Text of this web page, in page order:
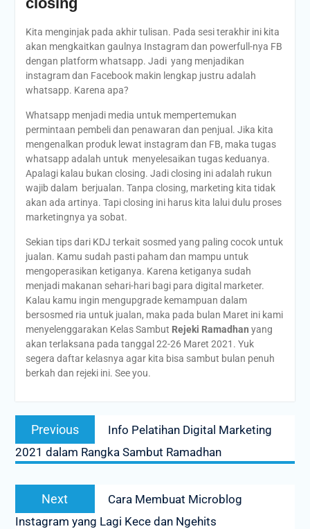
Kita menginjak pada akhir tulisan. Pada sesi terakhir ini kita
akan mengkaitkan gaulnya Instagram dan powerfull-nya FB
dengan platform whatsapp. Jadi yang menjadikan
instagram dan Facebook makin lengkap justru adalah
whatsapp. Karena apa?
Whatsapp menjadi media untuk mempertemukan
permintaan pembeli dan penawaran dan penjual. Jika kita
mengenalkan produk lewat instagram dan FB, maka tugas
whatsapp adalah untuk menyelesaikan tugas keduanya.
Apalagi kalau bukan closing. Jadi closing ini adalah rukun
wajib dalam berjualan. Tanpa closing, marketing kita tidak
akan ada artinya. Tapi closing ini harus kita lalui dulu proses
marketingnya ya sobat.
Sekian tips dari KDJ terkait sosmed yang paling cocok untuk
jualan. Kamu sudah pasti paham dan mampu untuk
mengoperasikan ketiganya. Karena ketiganya sudah
menjadi makanan sehari-hari bagi para digital marketer.
Kalau kamu ingin mengupgrade kemampuan dalam
bersosmed ria untuk jualan, maka pada bulan Maret ini kami
menyelenggarakan Kelas Sambut Rejeki Ramadhan yang
akan terlaksana pada tanggal 22-26 Maret 2021. Yuk
segera daftar kelasnya agar kita bisa sambut bulan penuh
berkah dan rejeki ini. See you.
Post
navigation
Previous
post:
Info Pelatihan Digital Marketing
2021 dalam Rangka Sambut Ramadhan
Next
post:
Cara Membuat Microblog
Instagram yang Lagi Kece dan Ngehits